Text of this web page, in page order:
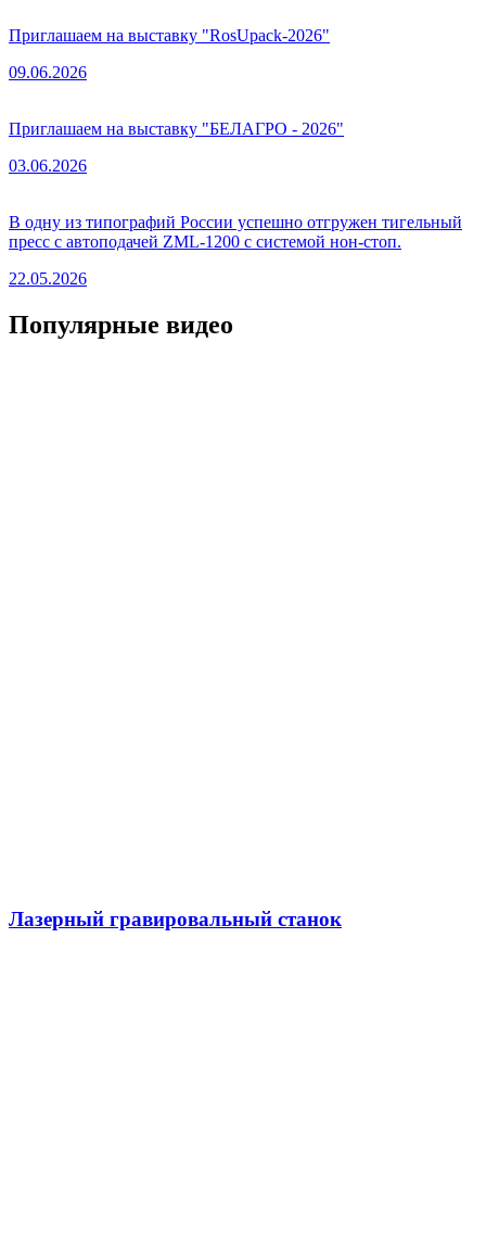
Приглашаем на выставку "RosUpack-2026"
09.06.2026
Приглашаем на выставку "БЕЛАГРО - 2026"
03.06.2026
В одну из типографий России успешно отгружен тигельный
пресс с автоподачей ZML-1200 с системой нон-стоп.
22.05.2026
Популярные видео
Лазерный гравировальный станок